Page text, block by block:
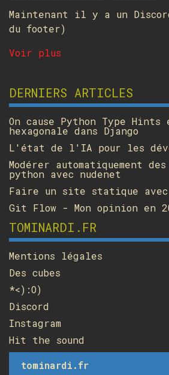
Maintenant il y a un
du footer)
Voir plus
DERNIERS ARTICLES
On cause Python Type
hexagonale dans Django
L'état de l'IA pour les
Modérer automatiquement
python avec nudenet
Faire un site statique avec
Git Flow - Mon opinion en
TOMINARDI.FR
Mentions légales
Des cubes
*<):O)
Discord
Instagram
Hit the sound
tominardi.fr